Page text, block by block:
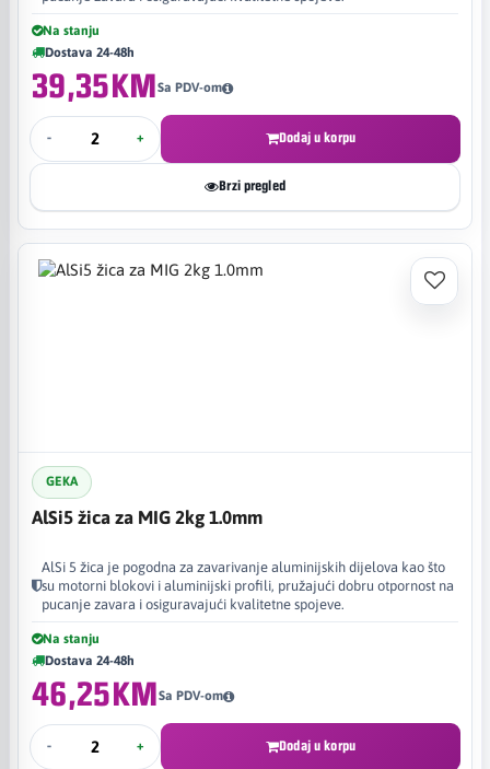
Na stanju
Dostava 24-48h
39,35KMSa PDV-om
- + Dodaj u korpu
Brzi pregled
GEKA
AlSi5 žica za MIG 2kg 1.0mm
AlSi 5 žica je pogodna za zavarivanje aluminijskih dijelova kao što
su motorni blokovi i aluminijski profili, pružajući dobru otpornost na
pucanje zavara i osiguravajući kvalitetne spojeve.
Na stanju
Dostava 24-48h
46,25KMSa PDV-om
- + Dodaj u korpu